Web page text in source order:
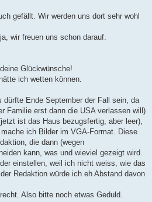
gefällt. Wir werden uns dort sehr wohl
wir freuen uns schon darauf.
Glückwünsche!
ich wetten können.
dürfte Ende September der Fall sein, da
Familie erst dann die USA verlassen will)
ist das Haus bezugsfertig, aber leer),
ich Bilder im VGA-Format. Diese
die dann (wegen
kann, was und wieviel gezeigt wird.
einstellen, weil ich nicht weiss, wie das
Redaktion würde ich eh Abstand davon
Also bitte noch etwas Geduld.